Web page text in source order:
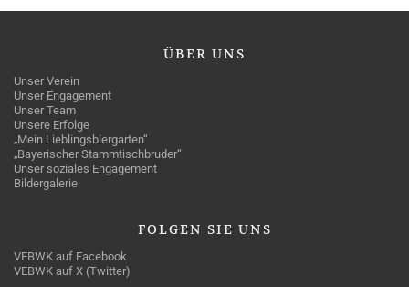
ÜBER UNS
Unser Verein
Unser Engagement
Unser Team
Unsere Erfolge
„Mein Lieblingsbiergarten“
„Bayerischer Stammtischbruder“
Unser soziales Engagement
Bildergalerie
FOLGEN SIE UNS
VEBWK auf Facebook
VEBWK auf X (Twitter)